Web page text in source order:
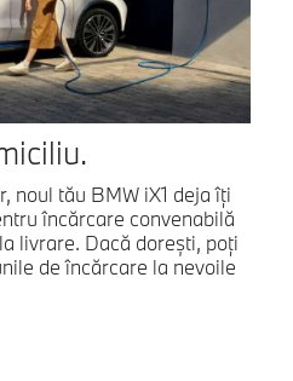
noul tău BMW iX1 deja îţi
încărcare convenabilă
livrare. Dacă doreşti, poţi
de încărcare la nevoile